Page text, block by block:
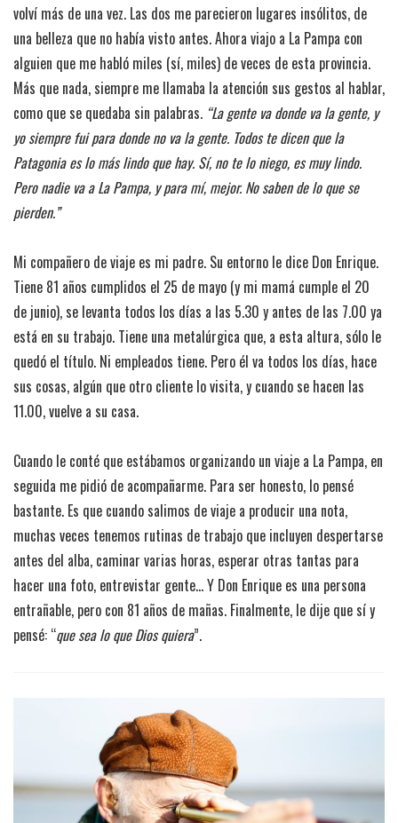
volví más de una vez. Las dos me parecieron lugares insólitos, de
una belleza que no había visto antes. Ahora viajo a La Pampa con
alguien que me habló miles (sí, miles) de veces de esta provincia.
Más que nada, siempre me llamaba la atención sus gestos al hablar,
como que se quedaba sin palabras. “La gente va donde va la gente, y
yo siempre fui para donde no va la gente. Todos te dicen que la
Patagonia es lo más lindo que hay. Sí, no te lo niego, es muy lindo.
Pero nadie va a La Pampa, y para mí, mejor. No saben de lo que se
pierden.”
Mi compañero de viaje es mi padre. Su entorno le dice Don Enrique.
Tiene 81 años cumplidos el 25 de mayo (y mi mamá cumple el 20
de junio), se levanta todos los días a las 5.30 y antes de las 7.00 ya
está en su trabajo. Tiene una metalúrgica que, a esta altura, sólo le
quedó el título. Ni empleados tiene. Pero él va todos los días, hace
sus cosas, algún que otro cliente lo visita, y cuando se hacen las
11.00, vuelve a su casa.
Cuando le conté que estábamos organizando un viaje a La Pampa, en
seguida me pidió de acompañarme. Para ser honesto, lo pensé
bastante. Es que cuando salimos de viaje a producir una nota,
muchas veces tenemos rutinas de trabajo que incluyen despertarse
antes del alba, caminar varias horas, esperar otras tantas para
hacer una foto, entrevistar gente… Y Don Enrique es una persona
entrañable, pero con 81 años de mañas. Finalmente, le dije que sí y
pensé: “que sea lo que Dios quiera”.